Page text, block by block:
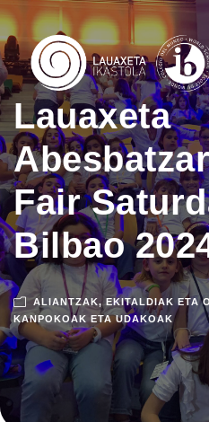
Lauaxeta
Fair
Bilbao
ALIANTZAK, EKITALDIAK ETA
KANPOKOAK ETA UDAKOAK